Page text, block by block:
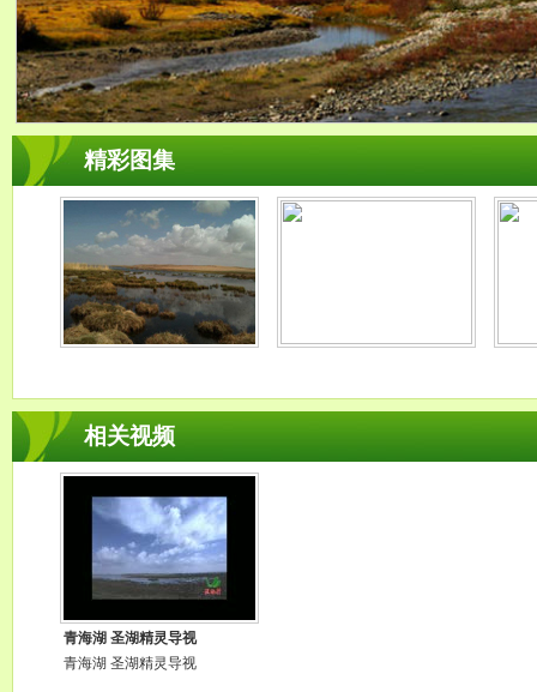
精彩图集
相关视频
青海湖 圣湖精灵导视
青海湖 圣湖精灵导视